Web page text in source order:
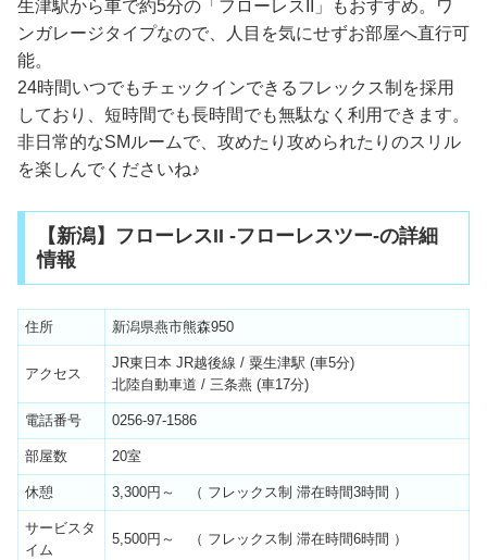
生津駅から車で約5分の「フローレスII」もおすすめ。ワ
ンガレージタイプなので、人目を気にせずお部屋へ直行可
能。
24時間いつでもチェックインできるフレックス制を採用
しており、短時間でも長時間でも無駄なく利用できます。
非日常的なSMルームで、攻めたり攻められたりのスリル
を楽しんでくださいね♪
【新潟】フローレスII -フローレスツー-の詳細
情報
住所 新潟県燕市熊森950
アクセス
JR東日本 JR越後線 / 粟生津駅 (車5分)
北陸自動車道 / 三条燕 (車17分)
電話番号 0256-97-1586
部屋数 20室
休憩 3,300円～ （ フレックス制 滞在時間3時間 ）
サービスタ
イム
5,500円～ （ フレックス制 滞在時間6時間 ）